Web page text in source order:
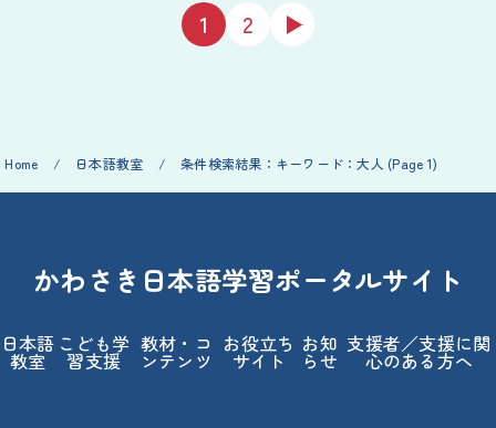
1 2
Home / 日本語教室 / 条件検索結果：キーワード：大人 (Page 1)
かわさき日本語学習ポータルサイト
日本語
教室
こども学
習支援
教材・コ
ンテンツ
お役立ち
サイト
お知
らせ
支援者／支援に関
心のある方へ